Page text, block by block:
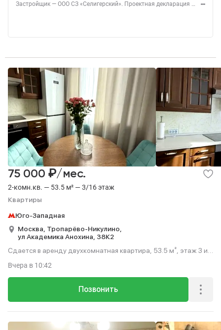
Застройщик — ООО СЗ «Селигерский». Проектная декларация — наш.дом.рф. Акция до 28.02.26. Не оферта. Подробности — Level.ru
2-комн.кв. — 53.5 м² — 3/16 этаж
Квартиры
75 000 ₽/мес.
Юго-Западная
Москва, Тропарёво-Никулино,
ул Академика Анохина, 38К2
Сдается в аренду двухкомнатная квартира, 53.5 м², этаж 3 из
Позвонить
Вчера в 10:42